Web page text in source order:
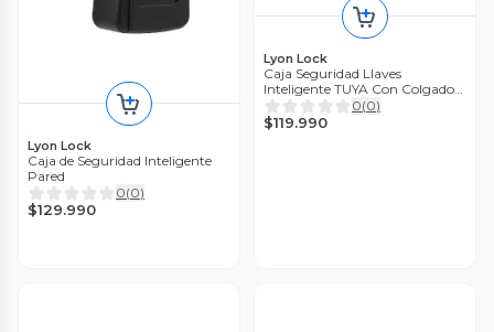
Lyon Lock
Caja de Seguridad Inteligente
Pared
0(0)
$129.990
Lyon Lock
Caja Seguridad Llaves
Inteligente TUYA Con Colgador
Wifi
0(0)
$119.990